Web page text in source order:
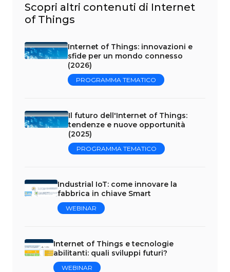
Scopri altri contenuti di Internet
of Things
Internet of Things: innovazioni e
sfide per un mondo connesso
(2026)
PROGRAMMA TEMATICO
Il futuro dell'Internet of Things:
tendenze e nuove opportunità
(2025)
PROGRAMMA TEMATICO
Industrial IoT: come innovare la
fabbrica in chiave Smart
WEBINAR
Internet of Things e tecnologie
abilitanti: quali sviluppi futuri?
WEBINAR